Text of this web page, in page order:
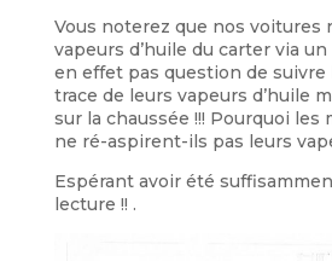
Vous noterez que nos voitures
vapeurs d’huile du carter via
en effet pas question de suivre
trace de leurs vapeurs d’huile
sur la chaussée !!! Pourquoi les
ne ré-aspirent-ils pas leurs
Espérant avoir été
lecture !! .